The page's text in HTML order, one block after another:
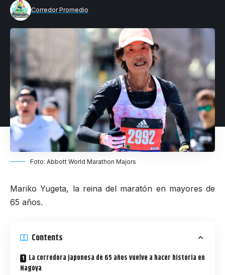
Corredor Promedio
Foto: Abbott World Marathon Majors
Mariko Yugeta, la reina del maratón en mayores de
65 años.
Contents
La corredora japonesa de 65 años vuelve a hacer historia en
Nagoya